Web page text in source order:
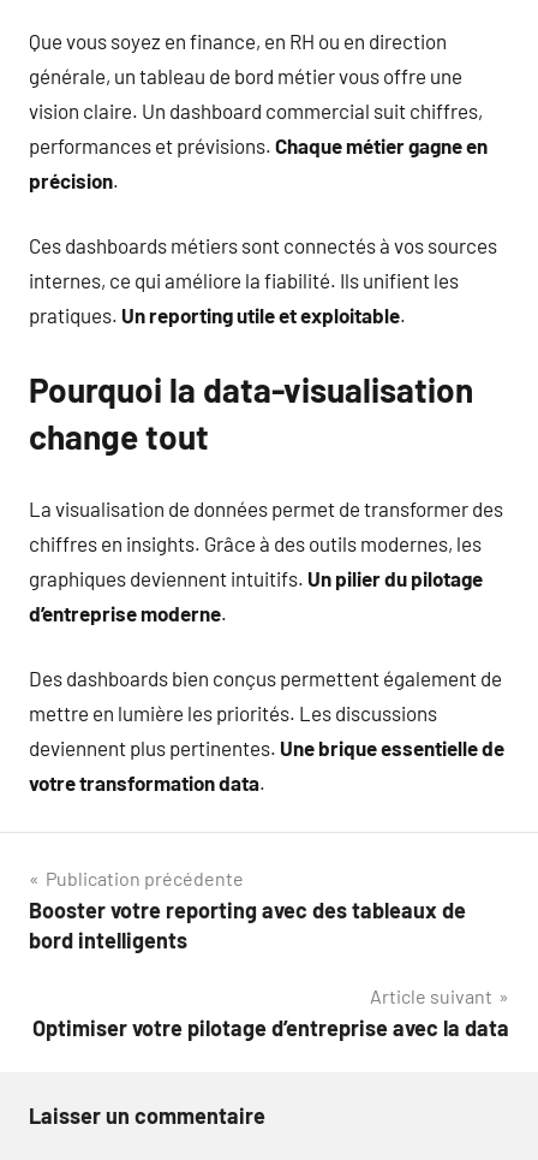
Que vous soyez en finance, en RH ou en direction
générale, un tableau de bord métier vous offre une
vision claire. Un dashboard commercial suit chiffres,
performances et prévisions. Chaque métier gagne en
précision.
Ces dashboards métiers sont connectés à vos sources
internes, ce qui améliore la fiabilité. Ils unifient les
pratiques. Un reporting utile et exploitable.
Pourquoi la data-visualisation
change tout
La visualisation de données permet de transformer des
chiffres en insights. Grâce à des outils modernes, les
graphiques deviennent intuitifs. Un pilier du pilotage
d’entreprise moderne.
Des dashboards bien conçus permettent également de
mettre en lumière les priorités. Les discussions
deviennent plus pertinentes. Une brique essentielle de
votre transformation data.
Navigation
de
Publication précédente
Booster votre reporting avec des tableaux de
bord intelligents
Article suivant
Optimiser votre pilotage d’entreprise avec la data
Laisser un commentaire